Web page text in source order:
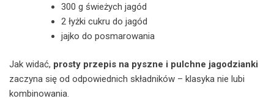
300 g świeżych jagód
2 łyżki cukru do jagód
jajko do posmarowania
Jak widać, prosty przepis na pyszne i pulchne jagodzianki
zaczyna się od odpowiednich składników – klasyka nie lubi
kombinowania.